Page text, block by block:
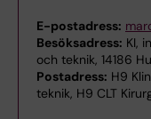
E-postadress:
Besöksadress: KI,
och teknik, 14186
Postadress: H9
teknik, H9 CLT